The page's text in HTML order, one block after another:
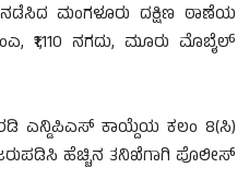
ಮಂಗಳೂರು ದಕ್ಷಿಣ ಠಾಣೆಯ
₹1,110 ನಗದು, ಮೂರು ಮೊಬೈಲ್
ಎನ್ಡಿಪಿಎಸ್ ಕಾಯ್ದೆಯ ಕಲಂ 8(ಸಿ)
ಹೆಚ್ಚಿನ ತನಿಖೆಗಾಗಿ ಪೊಲೀಸ್